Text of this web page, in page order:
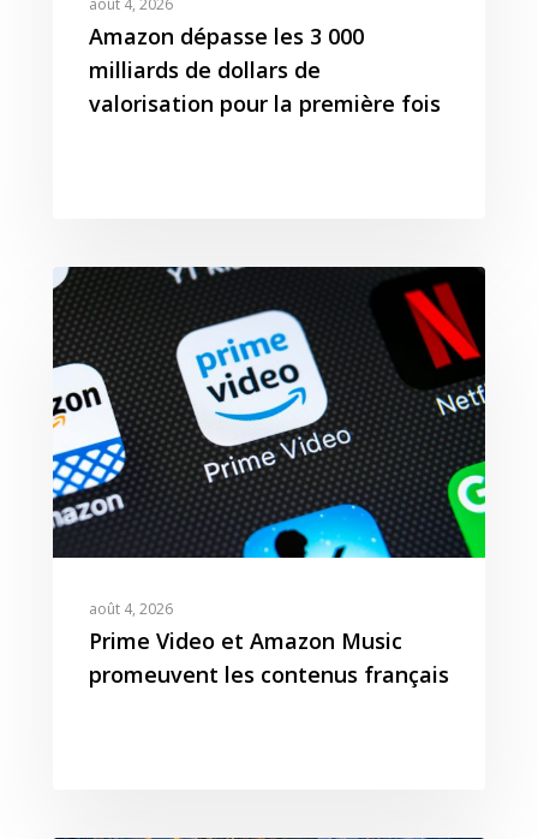
Amazon dépasse les 3 000
milliards de dollars de
valorisation pour la première fois
août 4, 2026
Prime Video et Amazon Music
promeuvent les contenus français
T:+ 33 04 78 52 38 15